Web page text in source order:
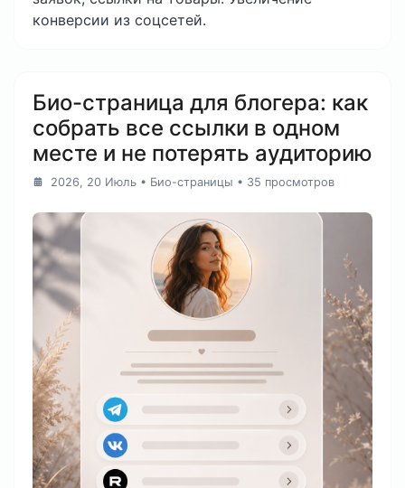
конверсии из соцсетей.
Био-страница для блогера: как
собрать все ссылки в одном
месте и не потерять аудиторию
2026, 20 Июль • Био-страницы • 35 просмотров